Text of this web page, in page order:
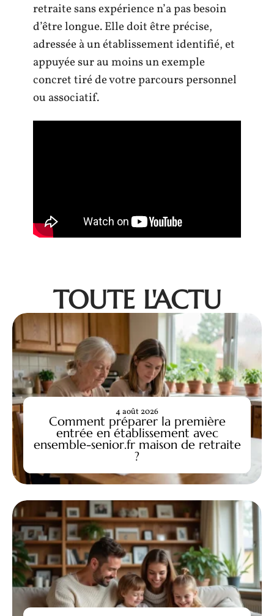
retraite sans expérience n’a pas besoin
d’être longue. Elle doit être précise,
adressée à un établissement identifié, et
appuyée sur au moins un exemple
concret tiré de votre parcours personnel
ou associatif.
TOUTE L'ACTU
Comment préparer la première
entrée en établissement avec
ensemble-senior.fr maison de retraite
?
4 août 2026